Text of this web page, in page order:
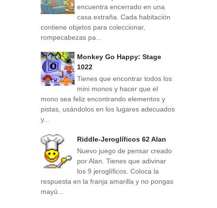
encuentra encerrado en una
casa extraña. Cada habitación
contiene objetos para coleccionar,
rompecabezas pa...
Monkey Go Happy: Stage
1022
Tienes que encontrar todos los
mini monos y hacer que el
mono sea feliz encontrando elementos y
pistas, usándolos en los lugares adecuados
y...
Riddle-Jeroglíficos 62 Alan
Nuevo juego de pensar creado
por Alan. Tienes que adivinar
los 9 jeroglíficos. Coloca la
respuesta en la franja amarilla y no pongas
mayú...